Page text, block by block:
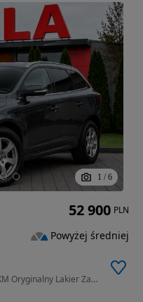
1 / 6
1984 cm3 • 136 KM • LIFT LIFT 2.0 136 KM Oryginalny Lakier Zarejestrowany
52 900 PLN
Powyżej średniej